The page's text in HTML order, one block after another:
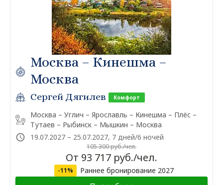
Москва – Кинешма –
Москва
Сергей Дягилев Комфорт
Москва – Углич – Ярославль – Кинешма – Плёс –
Тутаев – Рыбинск – Мышкин – Москва
19.07.2027 – 25.07.2027, 7 дней/6 ночей
105 300 руб./чел.
От 93 717 руб./чел.
-11% Раннее бронирование 2027